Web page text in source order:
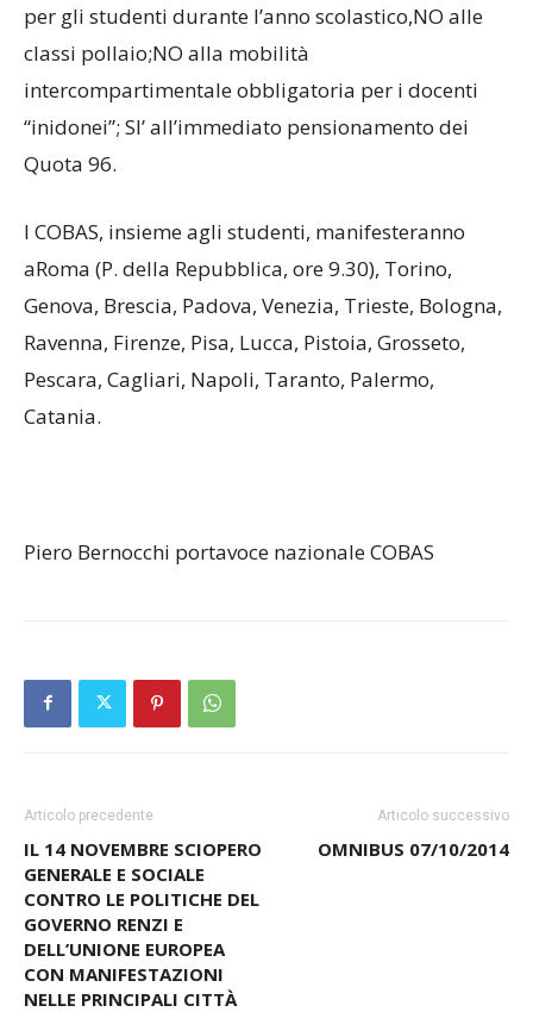
per gli studenti durante l’anno scolastico,NO alle
classi pollaio;NO alla mobilità
intercompartimentale obbligatoria per i docenti
“inidonei”; SI’ all’immediato pensionamento dei
Quota 96.
I COBAS, insieme agli studenti, manifesteranno
aRoma (P. della Repubblica, ore 9.30), Torino,
Genova, Brescia, Padova, Venezia, Trieste, Bologna,
Ravenna, Firenze, Pisa, Lucca, Pistoia, Grosseto,
Pescara, Cagliari, Napoli, Taranto, Palermo,
Catania.
Piero Bernocchi portavoce nazionale COBAS
Articolo precedente
IL 14 NOVEMBRE SCIOPERO
GENERALE E SOCIALE
CONTRO LE POLITICHE DEL
GOVERNO RENZI E
DELL’UNIONE EUROPEA
CON MANIFESTAZIONI
NELLE PRINCIPALI CITTÀ
Articolo successivo
OMNIBUS 07/10/2014